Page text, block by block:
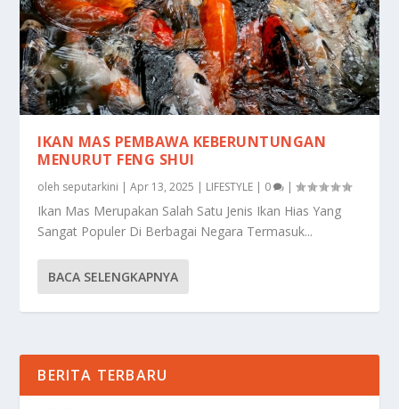
IKAN MAS PEMBAWA KEBERUNTUNGAN
MENURUT FENG SHUI
oleh seputarkini |Apr 13, 2025 | LIFESTYLE | 0 |
Ikan Mas Merupakan Salah Satu Jenis Ikan Hias Yang
Sangat Populer Di Berbagai Negara Termasuk...
BACA SELENGKAPNYA
BERITA TERBARU